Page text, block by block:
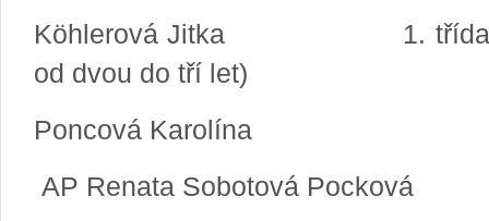
Köhlerová Jitka 1. třída –
od dvou do tří let)
Poncová Karolína
AP Renata Sobotová Pocková